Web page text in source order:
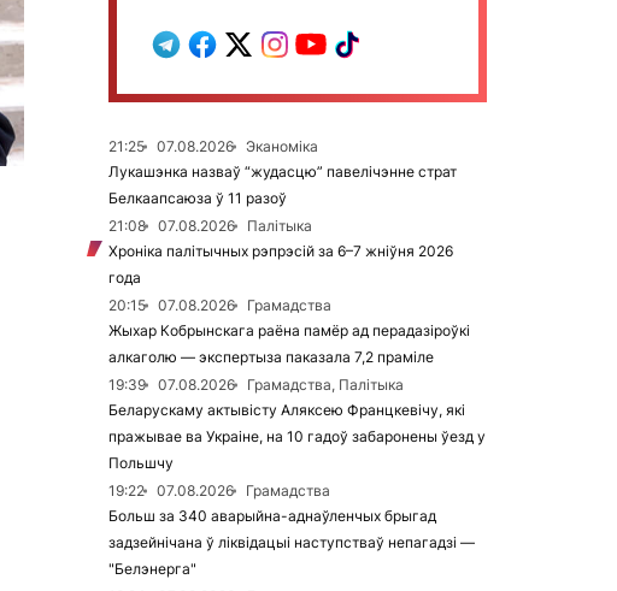
21:25 07.08.2026
Эканоміка
Лукашэнка назваў “жудасцю” павелічэнне страт
Белкаапсаюза ў 11 разоў
21:08
07.08.2026
Палітыка
Хроніка палітычных рэпрэсій за 6–7 жніўня 2026
года
20:15
07.08.2026
Грамадства
Жыхар Кобрынскага раёна памёр ад перадазіроўкі
алкаголю — экспертыза паказала 7,2 праміле
19:39
07.08.2026
Грамадства, Палітыка
Беларускаму актывісту Аляксею Францкевічу, які
пражывае ва Украіне, на 10 гадоў забаронены ўезд у
Польшчу
19:22
07.08.2026
Грамадства
Больш за 340 аварыйна-аднаўленчых брыгад
задзейнічана ў ліквідацыі наступстваў непагадзі —
"Белэнерга"